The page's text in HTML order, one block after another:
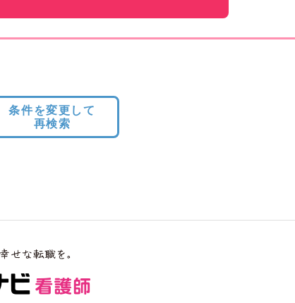
条件を変更して
再検索